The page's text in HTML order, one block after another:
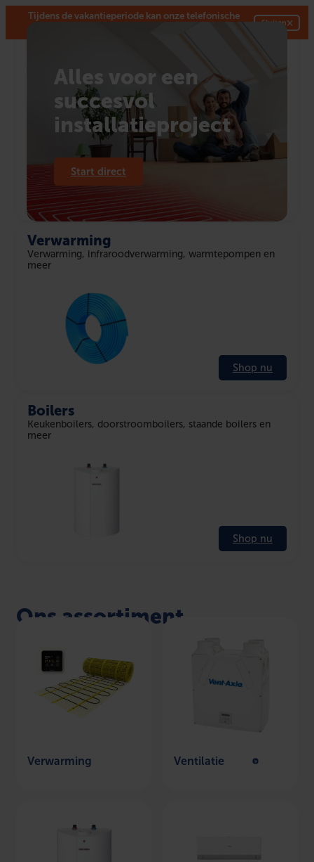
Tijdens de vakantieperiode kan onze telefonische
Sluiten×
Alles voor een
succesvol
installatieproject
Start direct
Verwarming
Verwarming, infraroodverwarming, warmtepompen en
meer
Shop nu
Boilers
Keukenboilers, doorstroomboilers, staande boilers en
meer
Shop nu
Ons assortiment.
Verwarming Ventilatie